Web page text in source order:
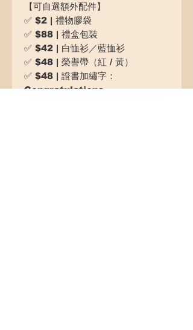
【可自選額外配件】
✅ $2 | 禮物膠袋
✅ $88 | 禮盒包裝
✅ $42 | 白恤衫／藍恤衫
✅ $48 | 榮譽帶（紅 / 黃）
✅ $48 | 證書加繡字：
Congratulations